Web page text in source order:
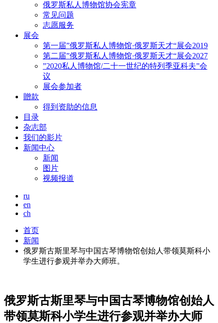
俄罗斯私人博物馆协会宪章
常见问题
志愿服务
展会
第一届”俄罗斯私人博物馆·俄罗斯天才“展会2019
第二届”俄罗斯私人博物馆·俄罗斯天才“展会2027
”2020私人博物馆/二十一世纪的特列季亚科夫”会
议
展会参加者
贈款
得到资助的信息
目录
杂志部
我们的影片
新闻中心
新闻
图片
视频报道
ru
en
ch
首页
新闻
俄罗斯古斯里琴与中国古琴博物馆创始人带领莫斯科小
学生进行参观并举办大师班。
俄罗斯古斯里琴与中国古琴博物馆创始人
带领莫斯科小学生进行参观并举办大师